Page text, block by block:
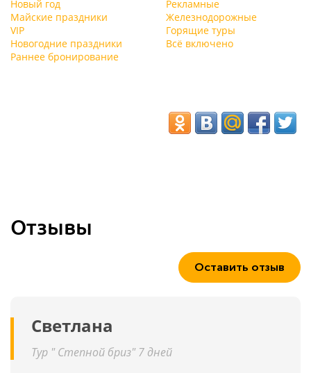
Новый год
Рекламные
Майские праздники
Железнодорожные
VIP
Горящие туры
Новогодние праздники
Всё включено
Раннее бронирование
Отзывы
Оставить отзыв
Светлана
Тур " Степной бриз" 7 дней